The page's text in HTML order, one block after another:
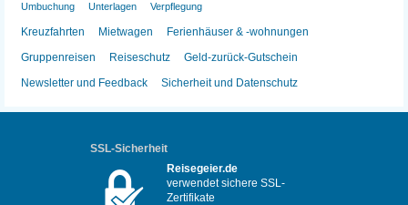
Umbuchung Unterlagen Verpflegung
Kreuzfahrten Mietwagen
Ferienhäuser & -wohnungen
Gruppenreisen
Reiseschutz
Geld-zurück-Gutschein
Newsletter und Feedback
Sicherheit und Datenschutz
SSL-Sicherheit
Reisegeier.de
verwendet sichere SSL-
Zertifikate